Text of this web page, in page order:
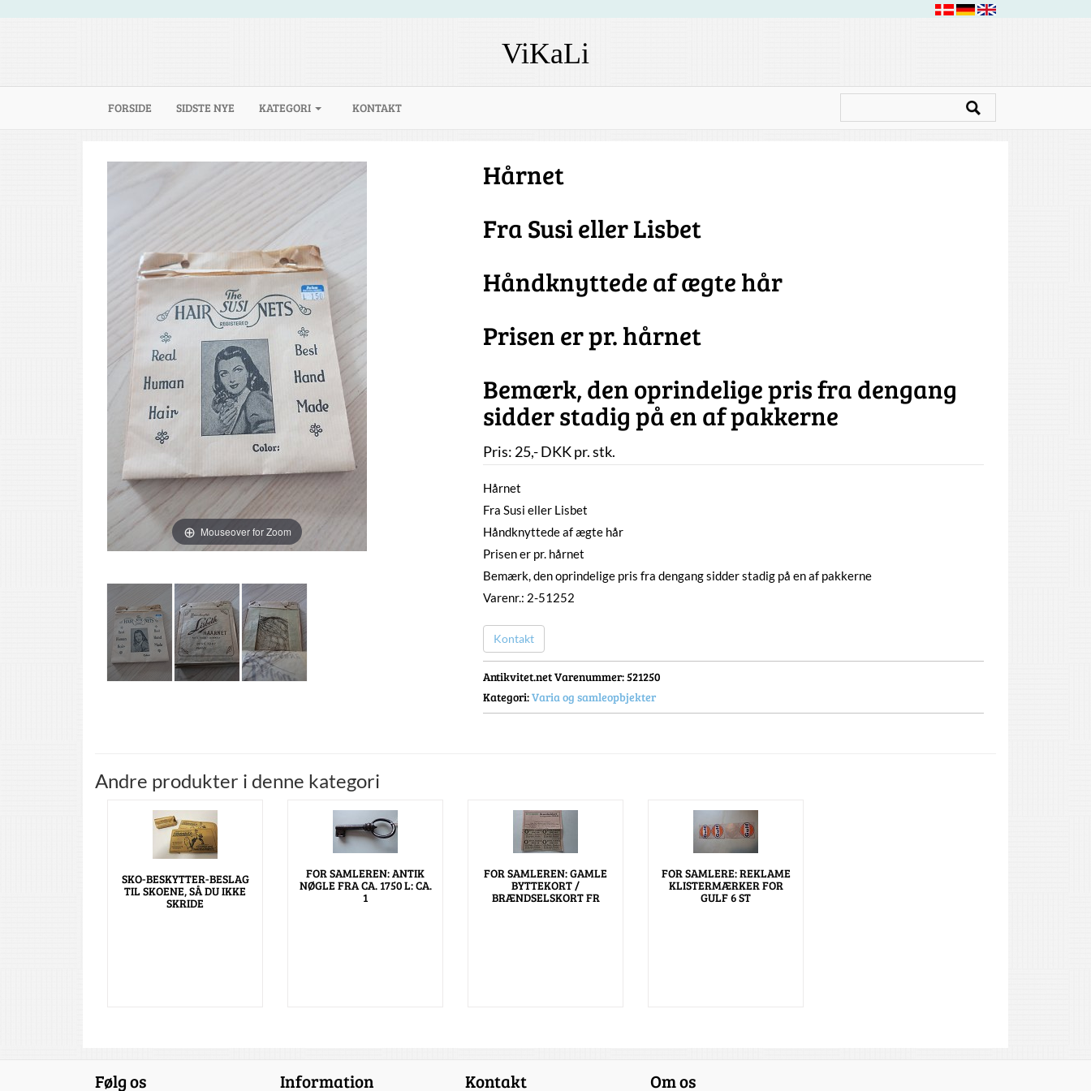
ViKaLi
FORSIDE (CURRENT)
SIDSTE NYE KATEGORI KONTAKT
Mouseover for Zoom
Hårnet
Fra Susi eller Lisbet
Håndknyttede af ægte hår
Prisen er pr. hårnet
Bemærk, den oprindelige pris fra dengang
sidder stadig på en af pakkerne
Pris: 25,-DKKpr. stk.
Hårnet
Fra Susi eller Lisbet
Håndknyttede af ægte hår
Prisen er pr. hårnet
Bemærk, den oprindelige pris fra dengang sidder stadig på en af pakkerne
Varenr.: 2-51252
Kontakt
Antikvitet.net Varenummer: 521250
Kategori:Varia og samleopbjekter
Andre produkter i denne kategori
SKO-BESKYTTER-BESLAG
TIL SKOENE, SÅ DU IKKE
SKRIDE
FOR SAMLEREN: ANTIK
NØGLE FRA CA. 1750 L: CA.
1
FOR SAMLEREN: GAMLE
BYTTEKORT /
BRÆNDSELSKORT FR
FOR SAMLERE: REKLAME
KLISTERMÆRKER FOR
GULF 6 ST
Følg os Information Kontakt Om os